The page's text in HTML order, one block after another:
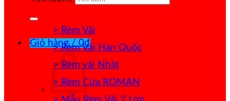
Giỏ hàng /0₫
> Rèm Vải
> Rèm Vải Hàn Quốc
> Rèm vải Nhật
> Rèm Cửa ROMAN